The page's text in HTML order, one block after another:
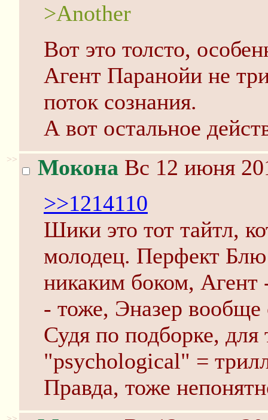
>Another
Вот это толсто,
Агент Паранойи не
поток сознания.
А вот остальное
>> Мокона Вс 12 июня
>>1214110
Шики это тот тайтл,
молодец. Перфект
никаким боком, Агент
- тоже, Эназер
Судя по подборке, для
"psychological" =
Правда, тоже